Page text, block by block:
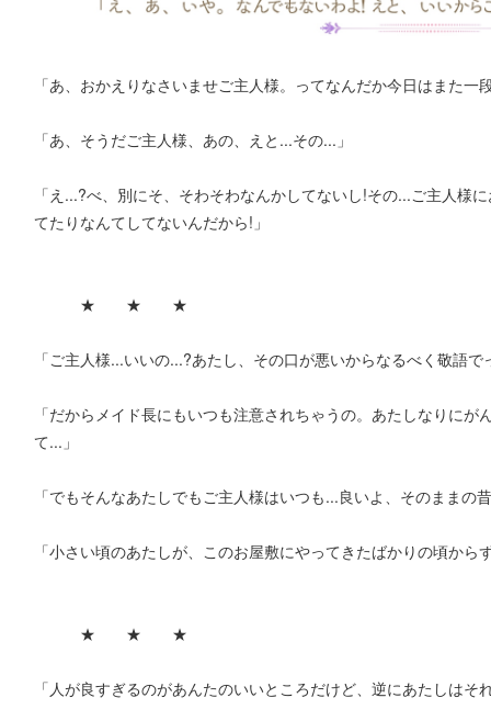
「あ、おかえりなさいませご主人様。ってなんだか今日はまた一
「あ、そうだご主人様、あの、えと...その...」
「え...?べ、別にそ、そわそわなんかしてないし!その...ご主人様
てたりなんてしてないんだから!」
★ ★ ★
「ご主人様...いいの...?あたし、その口が悪いからなるべく敬語
「だからメイド長にもいつも注意されちゃうの。あたしなりに
て...」
「でもそんなあたしでもご主人様はいつも...良いよ、そのままの
「小さい頃のあたしが、このお屋敷にやってきたばかりの頃か
★ ★ ★
「人が良すぎるのがあんたのいいところだけど、逆にあたしはそ